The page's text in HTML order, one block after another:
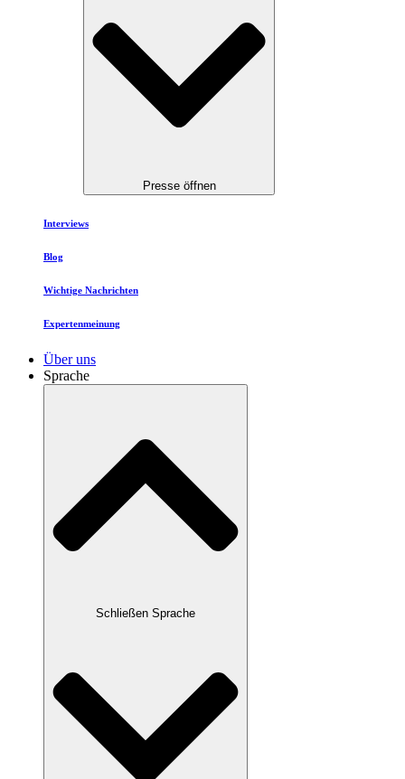
Presse öffnen
Interviews
Blog
Wichtige Nachrichten
Expertenmeinung
Über uns
Sprache
Schließen Sprache